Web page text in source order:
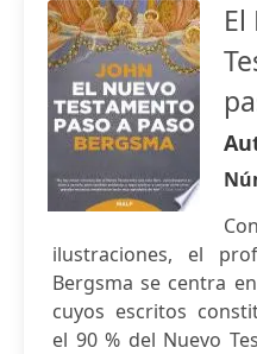
ilustraciones, el
Bergsma se centra
cuyos escritos
el 90 % del Nuevo